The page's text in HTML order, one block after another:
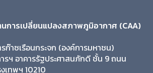
การเปลี่ยนแปลงสภาพภูมิอากาศ (CAA)
ก๊าซเรือนกระจก (องค์การมหาชน)
รฯ อาคารรัฐประศาสนภักดี ชั้น 9 ถนน
ทพฯ 10210